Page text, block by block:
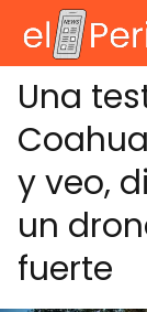
Una
y veo,
un
fuerte